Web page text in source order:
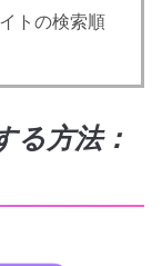
トの検索順
る方法：